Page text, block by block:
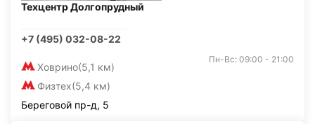
Техцентр Долгопрудный
+7 (495) 032-08-22
Ховрино(5,1 км)
Физтех(5,4 км)
Пн-Вс: 09:00 - 21:00
Береговой пр-д, 5